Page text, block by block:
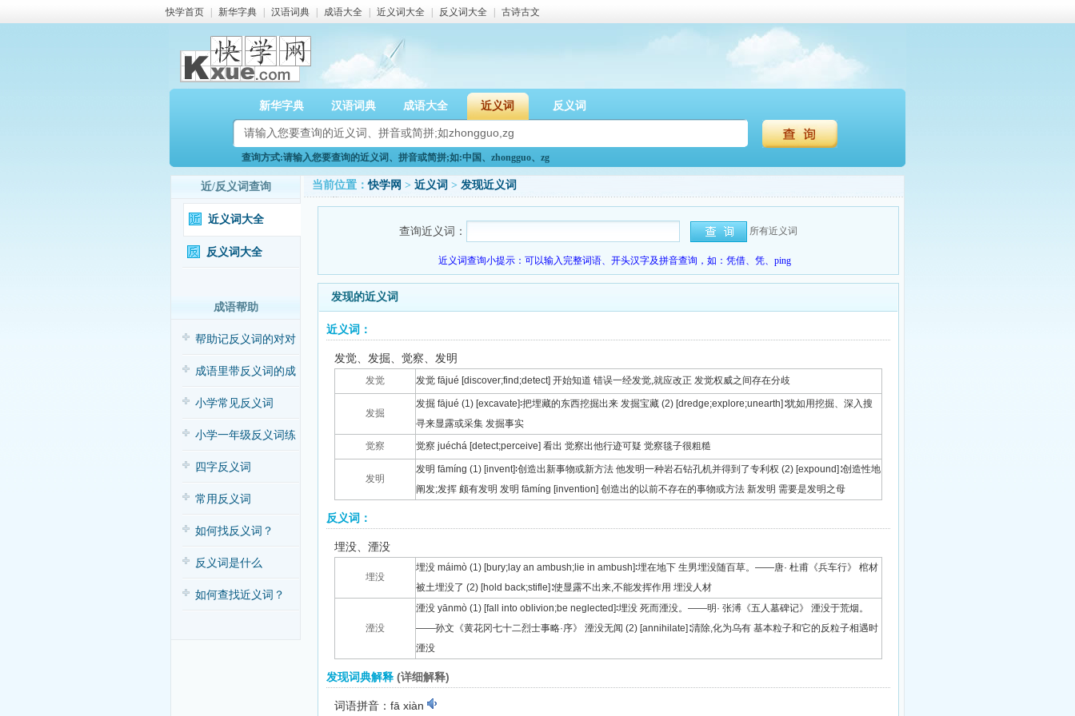
快学首页 新华字典 汉语词典 成语大全 近义词大全 反义词大全 古诗古文
新华字典 汉语词典 成语大全 近义词 反义词
查询方式:请输入您要查询的近义词、拼音或简拼;如:中国、zhongguo、zg
近/反义词查询
近义词大全
反义词大全
成语帮助
帮助记反义词的对对
子歌
成语里带反义词的成
语
小学常见反义词
小学一年级反义词练
习
四字反义词
常用反义词
如何找反义词？
反义词是什么
如何查找近义词？
当前位置：快学网 > 近义词 > 发现近义词
查询近义词： 所有近义词
近义词查询小提示：可以输入完整词语、开头汉字及拼音查询，如：凭借、凭、ping
发现的近义词
近义词：
发觉、发掘、觉察、发明
发觉 发觉 fājué [discover;find;detect] 开始知道 错误一经发觉,就应改正 发觉权威之间存在分歧
发掘
发掘 fājué (1) [excavate]∶把埋藏的东西挖掘出来 发掘宝藏 (2) [dredge;explore;unearth]∶犹如用挖掘、深入搜
寻来显露或采集 发掘事实
觉察
觉察 juéchá [detect;perceive] 看出 觉察出他行迹可疑 觉察毯子很粗糙
发明
发明 fāmíng (1) [invent]∶创造出新事物或新方法 他发明一种岩石钻孔机并得到了专利权 (2) [expound]∶创造性地
阐发;发挥 颇有发明 发明 fāmíng [invention] 创造出的以前不存在的事物或方法 新发明 需要是发明之母
反义词：
埋没、湮没
埋没
埋没 máimò (1) [bury;lay an ambush;lie in ambush]∶埋在地下 生男埋没随百草。——唐· 杜甫《兵车行》 棺材
被土埋没了 (2) [hold back;stifle]∶使显露不出来,不能发挥作用 埋没人材
湮没
湮没 yānmò (1) [fall into oblivion;be neglected]∶埋没 死而湮没。——明· 张溥《五人墓碑记》 湮没于荒烟。
——孙文《黄花冈七十二烈士事略·序》 湮没无闻 (2) [annihilate]∶清除,化为乌有 基本粒子和它的反粒子相遇时
湮没
发现词典解释 (详细解释)
词语拼音：fā xiàn